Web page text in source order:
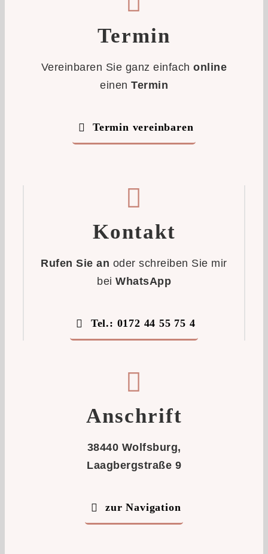
Termin
Vereinbaren Sie ganz einfachonline
einen Termin
Termin vereinbaren
Kontakt
Rufen Sie an oder schreiben Sie mir
bei WhatsApp
Tel.: 0172 44 55 75 4
Anschrift
38440 Wolfsburg,
Laagbergstraße 9
zur Navigation